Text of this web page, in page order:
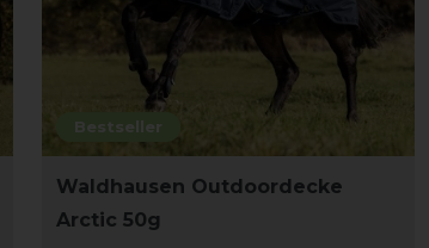
Bestseller
Waldhausen Outdoordecke
Arctic 50g